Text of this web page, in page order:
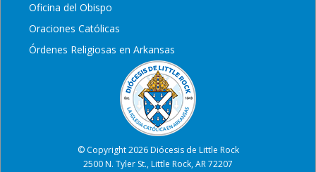
Oficina del Obispo
Oraciones Católicas
Órdenes Religiosas en Arkansas
© Copyright 2026 Diócesis de Little Rock
2500 N. Tyler St., Little Rock, AR 72207